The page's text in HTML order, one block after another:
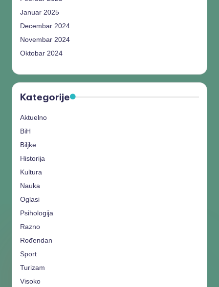
Januar 2025
Decembar 2024
Novembar 2024
Oktobar 2024
Kategorije
Aktuelno
BiH
Biljke
Historija
Kultura
Nauka
Oglasi
Psihologija
Razno
Rođendan
Sport
Turizam
Visoko